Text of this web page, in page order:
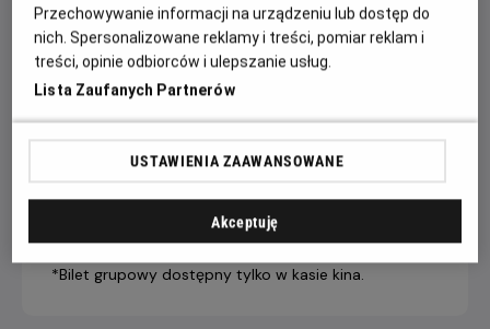
7 dni +
do seansu
4-6 dni
LIVE STREAM
PREMIUM
43,90 ZŁ 46,90 ZŁ 49,90 ZŁ
*Bilet grupowy dostępny tylko w kasie kina.
Przechowywanie informacji na urządzeniu lub dostęp do
nich. Spersonalizowane reklamy i treści, pomiar reklam i
treści, opinie odbiorców i ulepszanie usług.
Lista Zaufanych Partnerów
USTAWIENIA ZAAWANSOWANE
Akceptuję